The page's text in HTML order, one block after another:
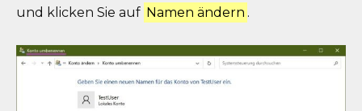
und klicken Sie auf Namen ändern .